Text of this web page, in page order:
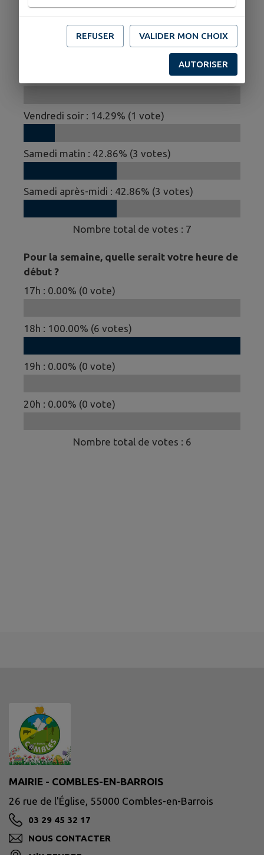
Nombre total de votes :7
Quelle serait votre second créneau favori ?
Vendredi soir : 14.29% (1 vote)
Samedi matin : 42.86% (3 votes)
Samedi après-midi : 42.86% (3 votes)
Nombre total de votes : 7
Pour la semaine, quelle serait votre heure de
début ?
17h : 0.00% (0 vote)
18h : 100.00% (6 votes)
19h : 0.00% (0 vote)
20h : 0.00% (0 vote)
Nombre total de votes : 6
MAIRIE - COMBLES-EN-BARROIS
26 rue de l'Église, 55000 Combles-en-Barrois
03 29 45 32 17
NOUS CONTACTER
REFUSER VALIDER MON CHOIX
AUTORISER